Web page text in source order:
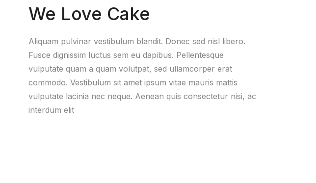
We Love Cake
Aliquam pulvinar vestibulum blandit. Donec sed nisl libero.
Fusce dignissim luctus sem eu dapibus. Pellentesque
vulputate quam a quam volutpat, sed ullamcorper erat
commodo. Vestibulum sit amet ipsum vitae mauris mattis
vulputate lacinia nec neque. Aenean quis consectetur nisi, ac
interdum elit